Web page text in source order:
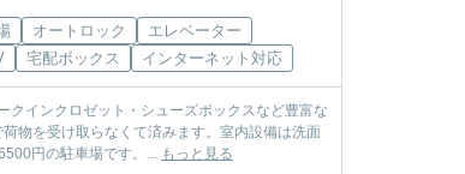
オートロック
エレベーター
宅配ボックス インターネット対応
インクロゼット・シューズボックスなど豊富な
物を受け取らなくて済みます。室内設備は洗面
円の駐車場です。... もっと見る